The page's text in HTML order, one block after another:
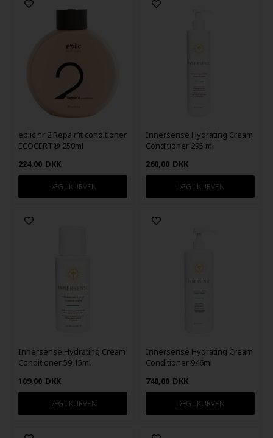
epiic nr 2 Repair’it conditioner
ECOCERT® 250ml
224,00 DKK
Innersense Hydrating Cream
Conditioner 295 ml
260,00 DKK
Innersense Hydrating Cream
Conditioner 59,15ml
109,00 DKK
Innersense Hydrating Cream
Conditioner 946ml
740,00 DKK